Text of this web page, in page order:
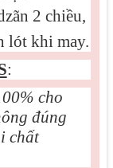
2 chiều,
lót khi may.
:
cho
đúng
chất